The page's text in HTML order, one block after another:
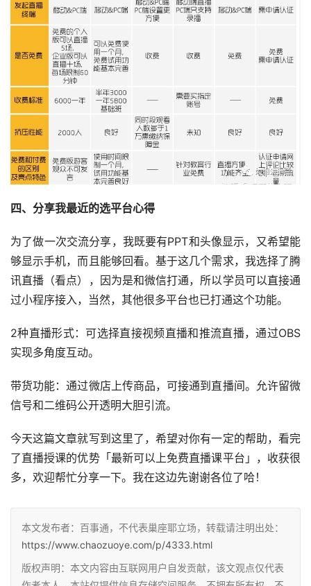
四、分享我最近的选平台心得
为了做一次交流分享，我既要有PPT和头像显示，又希望能
够显示手机，而且能够回看。基于这几个需求，我选择了腾
讯直播（看点），因为是和微信打通，所以学员可以直接通
过小程序接入，当然，其他很多平台也已打通这个功能。
2种直播形式：可选择直接视频直播和推流直播，通过OBS
实现多角度互动。
带货功能：通过微店上传商品，可接通到直播间。允许留微
信号和二维码公开透明大胆引流。
今天这篇文章就写到这里了，希望对你有一定的帮助，看完
了直播授课的优势「最新可以上免费直播课平台」，收获很
多，欢迎帮忙分享一下。我在这边先谢谢各位了哈！
本文发布者：百事通，不代表巢座耶立场，转载请注明出处：
https://www.chaozuoye.com/p/4333.html
版权声明：本文内容由互联网用户自发贡献，该文观点仅代表